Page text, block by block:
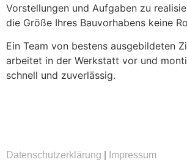
Vorstellungen und Aufgaben zu
die Größe Ihres Bauvorhabens keine
Ein Team von bestens ausgebildeten
arbeitet in der Werkstatt vor und
schnell und zuverlässig.
Datenschutzerklärung Impressum